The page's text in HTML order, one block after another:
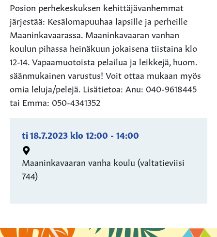
Posion perhekeskuksen kehittäjävanhemmat
järjestää: Kesälomapuuhaa lapsille ja perheille
Maaninkavaarassa. Maaninkavaaran vanhan
koulun pihassa heinäkuun jokaisena tiistaina klo
12-14. Vapaamuotoista pelailua ja leikkejä, huom.
säänmukainen varustus! Voit ottaa mukaan myös
omia leluja/pelejä. Lisätietoa: Anu: 040-9618445
tai Emma: 050-4341352
ti 18.7.2023klo12:00 - 14:00
Maaninkavaaran vanha koulu (valtatieviisi
744)